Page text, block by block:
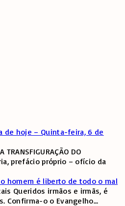
de hoje – Quinta-feira, 6 de
TRANSFIGURAÇÃO DO
prefácio próprio – ofício da
homem é liberto de todo o mal
Queridos irmãos e irmãs, é
Confirma-o o Evangelho...